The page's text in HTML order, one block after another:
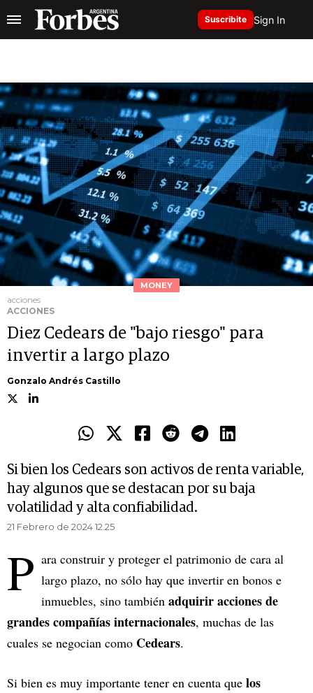
Suscribite Sign In
MONEY
acciones
ACCIONES
Diez Cedears de "bajo riesgo" para
invertir a largo plazo
Gonzalo Andrés Castillo
Si bien los Cedears son activos de renta variable,
hay algunos que se destacan por su baja
volatilidad y alta confiabilidad.
21 Febrero de 2024 12.25
P ara construir y proteger el patrimonio de cara al
largo plazo, no sólo hay que invertir en bonos e
inmuebles, sino también adquirir acciones de
grandes compañías internacionales, muchas de las
cuales se negocian como Cedears.
Si bien es muy importante tener en cuenta que los